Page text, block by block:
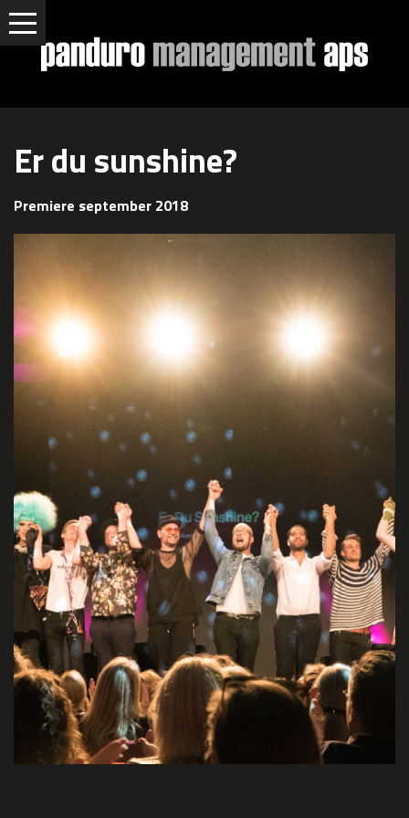
Er du sunshine?
Premiere september 2018